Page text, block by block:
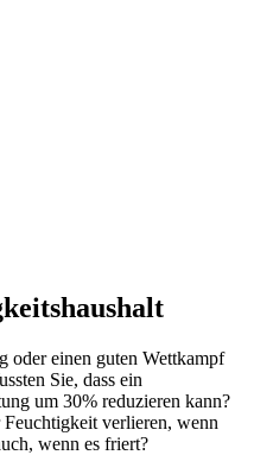
oder einen guten Wettkampf
Sie, dass ein
um 30% reduzieren kann?
verlieren, wenn
wenn es friert?